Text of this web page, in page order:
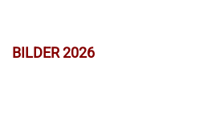
BILDER 2026